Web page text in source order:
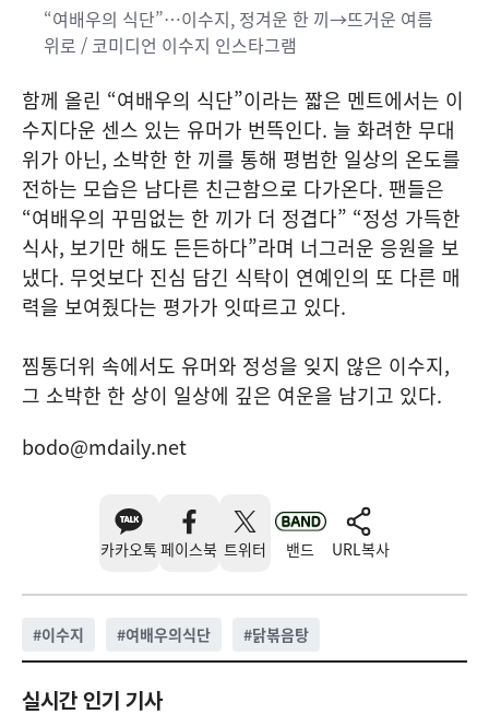
“여배우의 식단”…이수지, 정겨운 한 끼→뜨거운 여름
위로 / 코미디언 이수지 인스타그램
함께 올린 “여배우의 식단”이라는 짧은 멘트에서는 이
수지다운 센스 있는 유머가 번뜩인다. 늘 화려한 무대
위가 아닌, 소박한 한 끼를 통해 평범한 일상의 온도를
전하는 모습은 남다른 친근함으로 다가온다. 팬들은
“여배우의 꾸밈없는 한 끼가 더 정겹다” “정성 가득한
식사, 보기만 해도 든든하다”라며 너그러운 응원을 보
냈다. 무엇보다 진심 담긴 식탁이 연예인의 또 다른 매
력을 보여줬다는 평가가 잇따르고 있다.
찜통더위 속에서도 유머와 정성을 잊지 않은 이수지,
그 소박한 한 상이 일상에 깊은 여운을 남기고 있다.
bodo@mdaily.net
카카오톡 페이스북 트위터 밴드 URL복사
#이수지 #여배우의식단 #닭볶음탕
실시간 인기 기사